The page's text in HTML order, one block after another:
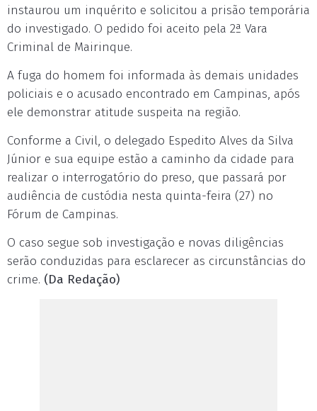
instaurou um inquérito e solicitou a prisão temporária
do investigado. O pedido foi aceito pela 2ª Vara
Criminal de Mairinque.
A fuga do homem foi informada às demais unidades
policiais e o acusado encontrado em Campinas, após
ele demonstrar atitude suspeita na região.
Conforme a Civil, o delegado Espedito Alves da Silva
Júnior e sua equipe estão a caminho da cidade para
realizar o interrogatório do preso, que passará por
audiência de custódia nesta quinta-feira (27) no
Fórum de Campinas.
O caso segue sob investigação e novas diligências
serão conduzidas para esclarecer as circunstâncias do
crime. (Da Redação)